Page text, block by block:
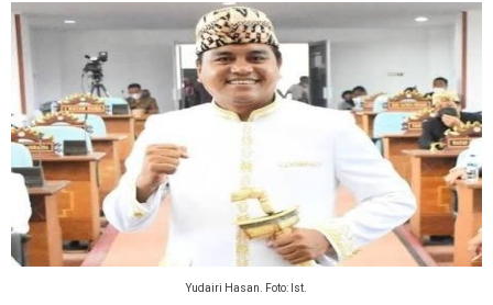
Yudairi Hasan. Foto: Ist.